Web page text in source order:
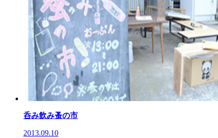
呑み飲み蚤の市
2013.09.10